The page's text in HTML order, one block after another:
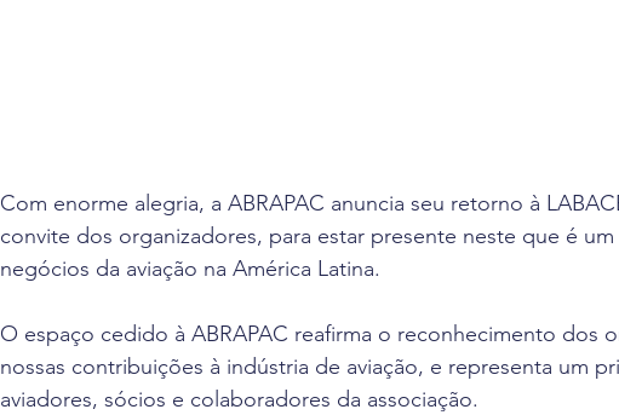
Com enorme alegria, a ABRAPAC anuncia seu retorno à
convite dos organizadores, para estar presente neste que é
negócios da aviação na América Latina.
O espaço cedido à ABRAPAC reafirma o reconhecimento dos
nossas contribuições à indústria de aviação, e representa um
aviadores, sócios e colaboradores da associação.